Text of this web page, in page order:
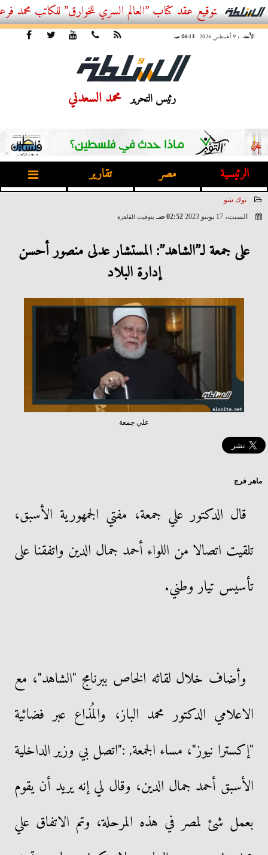
توقيع عقد كتاب ”العالم السري للخوارق” للكاتب محمد فرعون
الأحد ، 9 أغسطس 2026 06:13 صـ
رئيس التحرير محمد السعدني
الرئيسية مصر تقارير
توك شو
السبت، 17 يونيو 2023
02:52 صـ بتوقيت القاهرة
على جمعة لـ”الشاهد”: المستشار عدلى منصور أحسن
إدارة البلاد
علي جمعة
ماهر فرج
قال الدكتور علي جمعة، مفتي الجمهورية الأسبق،
تلقيت اتصالا من اللواء أحمد جمال الدين واتفقنا على
تأسيس تيار وطني.
وأضاف خلال لقائه الخاص ببرنامج "الشاهد"، مع
الاعلامي الدكتور محمد الباز، والمُذاع عبر فضائية
"إكسترا نيوز"، مساء الجمعة, :"اتصل بي وزير الداخلية
الأسبق أحمد جمال الدين، وقال لي إنه يريد أن يقوم
بعمل شئ لمصر في هذه المرحلة، وتم الاتفاق علي